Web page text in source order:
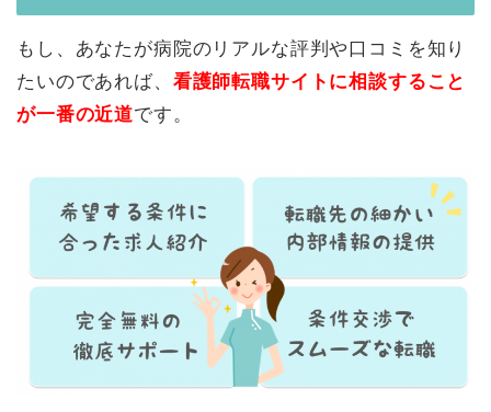
もし、あなたが病院のリアルな評判や口コミを知り
たいのであれば、 看護師転職サイトに相談すること
が一番の近道です。